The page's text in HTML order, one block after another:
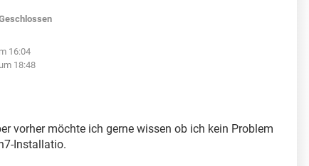
16:04
18:48
vorher möchte ich gerne wissen ob ich kein Problem
Installatio.